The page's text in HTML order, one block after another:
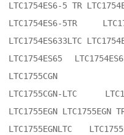
LTC1754ES6-5 TR
LTC1754ES6-5TR
LTC1754ES633LTC
LTC1754ES65
LTC1755CGN
LTC1755CGN-LTC
LTC1755EGN LTC1755EGN
LTC1755EGNLTC